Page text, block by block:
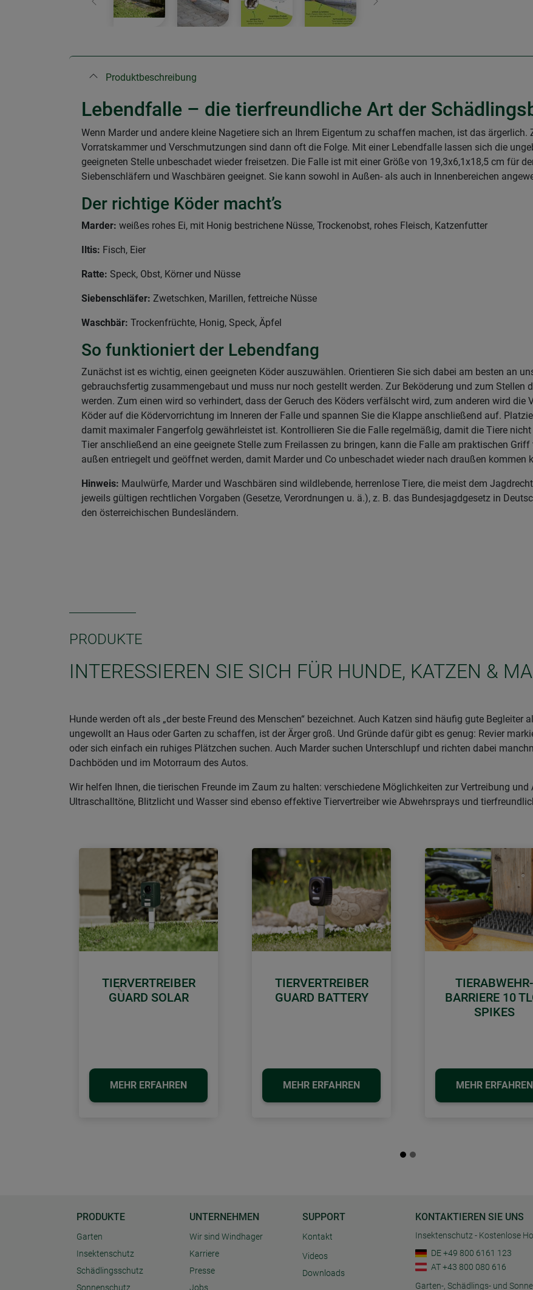
Zurück Weiter
Produktbeschreibung
Lebendfalle – die tierfreundliche Art der
Wenn Marder und andere kleine Nagetiere sich an Ihrem Eigentum zu schaffen machen, ist das ärgerlich.
Vorratskammer und Verschmutzungen sind dann oft die Folge. Mit einer Lebendfalle lassen sich die
geeigneten Stelle unbeschadet wieder freisetzen. Die Falle ist mit einer Größe von 19,3x6,1x18,5 cm für
Siebenschläfern und Waschbären geeignet. Sie kann sowohl in Außen- als auch in Innenbereichen
Der richtige Köder macht’s
Marder: weißes rohes Ei, mit Honig bestrichene Nüsse, Trockenobst, rohes Fleisch, Katzenfutter
Iltis: Fisch, Eier
Ratte: Speck, Obst, Körner und Nüsse
Siebenschläfer: Zwetschken, Marillen, fettreiche Nüsse
Waschbär: Trockenfrüchte, Honig, Speck, Äpfel
So funktioniert der Lebendfang
Zunächst ist es wichtig, einen geeigneten Köder auszuwählen. Orientieren Sie sich dabei am besten an
gebrauchsfertig zusammengebaut und muss nur noch gestellt werden. Zur Beköderung und zum Stellen
werden. Zum einen wird so verhindert, dass der Geruch des Köders verfälscht wird, zum anderen wird die
Köder auf die Ködervorrichtung im Inneren der Falle und spannen Sie die Klappe anschließend auf.
damit maximaler Fangerfolg gewährleistet ist. Kontrollieren Sie die Falle regelmäßig, damit die Tiere
Tier anschließend an eine geeignete Stelle zum Freilassen zu bringen, kann die Falle am praktischen
außen entriegelt und geöffnet werden, damit Marder und Co unbeschadet wieder nach draußen kommen
Hinweis: Maulwürfe, Marder und Waschbären sind wildlebende, herrenlose Tiere, die meist dem
jeweils gültigen rechtlichen Vorgaben (Gesetze, Verordnungen u. ä.), z. B. das Bundesjagdgesetz in
den österreichischen Bundesländern.
PRODUKTE
INTERESSIEREN SIE SICH FÜR HUNDE, KATZEN &
Hunde werden oft als „der beste Freund des Menschen“ bezeichnet. Auch Katzen sind häufig gute Begleiter
ungewollt an Haus oder Garten zu schaffen, ist der Ärger groß. Und Gründe dafür gibt es genug: Revier
oder sich einfach ein ruhiges Plätzchen suchen. Auch Marder suchen Unterschlupf und richten dabei
Dachböden und im Motorraum des Autos.
Wir helfen Ihnen, die tierischen Freunde im Zaum zu halten: verschiedene Möglichkeiten zur Vertreibung
Ultraschalltöne, Blitzlicht und Wasser sind ebenso effektive Tiervertreiber wie Abwehrsprays und
TIERVERTREIBER
GUARD SOLAR
MEHR ERFAHREN
TIERVERTREIBER
GUARD BATTERY
MEHR ERFAHREN
TIERABWEHR-
BARRIERE 10
SPIKES
MEHR ERFAHREN
Zurück
PRODUKTE
Garten
Insektenschutz
Schädlingsschutz
Sonnenschutz
UNTERNEHMEN
Wir sind Windhager
Karriere
Presse
Jobs
SUPPORT
Kontakt
Videos
Downloads
KONTAKTIEREN SIE UNS
Insektenschutz - Kostenlose
DE +49 800 6161 123
AT +43 800 080 616
Garten-, Schädlings- und